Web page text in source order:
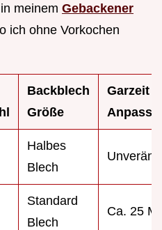
meinem Gebackener
ich ohne Vorkochen
Backblech
Größe
Garzeit
Halbes
Blech
Standard
Blech
Ca. 25